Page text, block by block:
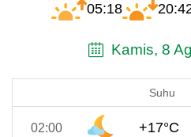
05:18
Kamis, 8
Suhu
02:00 +17°C